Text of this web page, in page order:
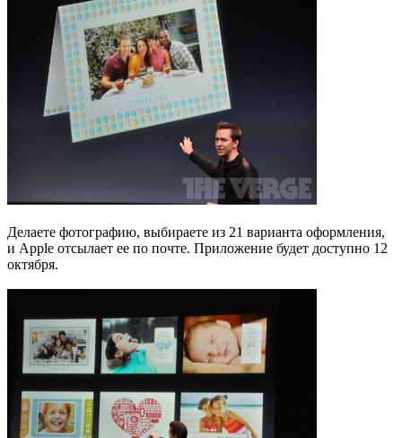
Делаете фотографию, выбираете из 21 варианта оформления,
и Apple отсылает ее по почте. Приложение будет доступно 12
октября.